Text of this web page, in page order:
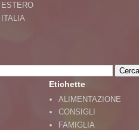
Etichette
ALIMENTAZIONE
CONSIGLI
FAMIGLIA